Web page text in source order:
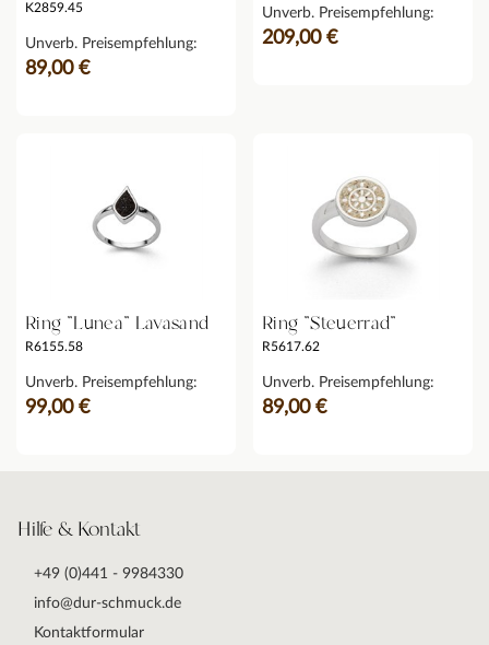
K2859.45
Unverb. Preisempfehlung:
89,00 €
Unverb. Preisempfehlung:
209,00 €
Ring "Lunea" Lavasand
R6155.58
Unverb. Preisempfehlung:
99,00 €
Ring "Steuerrad"
R5617.62
Unverb. Preisempfehlung:
89,00 €
Hilfe & Kontakt
+49 (0)441 - 9984330
info@dur-schmuck.de
Kontaktformular